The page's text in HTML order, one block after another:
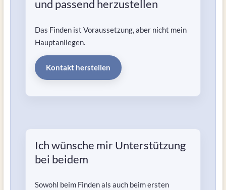
und passend herzustellen
Das Finden ist Voraussetzung, aber nicht mein
Hauptanliegen.
Kontakt herstellen
Ich wünsche mir Unterstützung
bei beidem
Sowohl beim Finden als auch beim ersten